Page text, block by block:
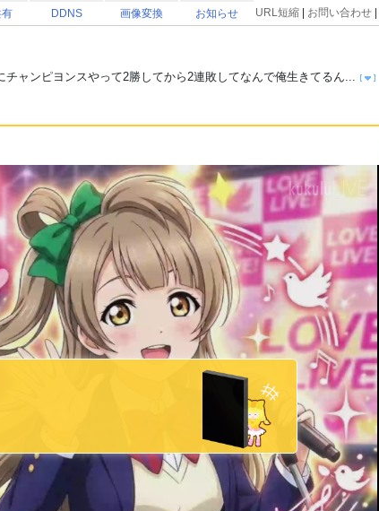
DDNS 画像変換 お知らせ URL短縮 お問い合わせ
ャンピヨンスやって2勝してから2連敗してなんで俺生きてるん...